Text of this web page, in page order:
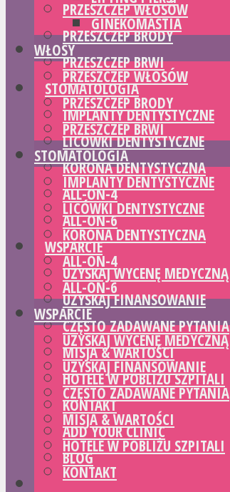
PRZESZCZEP WŁOSÓW
PRZESZCZEP BRODY
PRZESZCZEP BRWI
STOMATOLOGIA
IMPLANTY DENTYSTYCZNE
LICÓWKI DENTYSTYCZNE
KORONA DENTYSTYCZNA
ALL-ON-4
ALL-ON-6
WSPARCIE
UZYSKAJ WYCENĘ MEDYCZNĄ
UZYSKAJ FINANSOWANIE
CZĘSTO ZADAWANE PYTANIA
MISJA & WARTOŚCI
HOTELE W POBLIŻU SZPITALI
KONTAKT
ADD YOUR CLINIC
BLOG
GINEKOMASTIA
WŁOSY
PRZESZCZEP WŁOSÓW
PRZESZCZEP BRODY
PRZESZCZEP BRWI
STOMATOLOGIA
IMPLANTY DENTYSTYCZNE
LICÓWKI DENTYSTYCZNE
KORONA DENTYSTYCZNA
ALL-ON-4
ALL-ON-6
WSPARCIE
UZYSKAJ WYCENĘ MEDYCZNĄ
UZYSKAJ FINANSOWANIE
CZĘSTO ZADAWANE PYTANIA
MISJA & WARTOŚCI
HOTELE W POBLIŻU SZPITALI
KONTAKT